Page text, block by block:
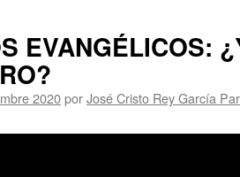
EVANGÉLICOS:
2020porJosé Cristo Rey García